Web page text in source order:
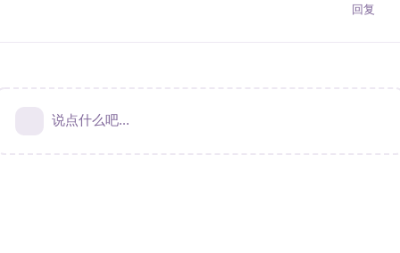
回复
说点什么吧...